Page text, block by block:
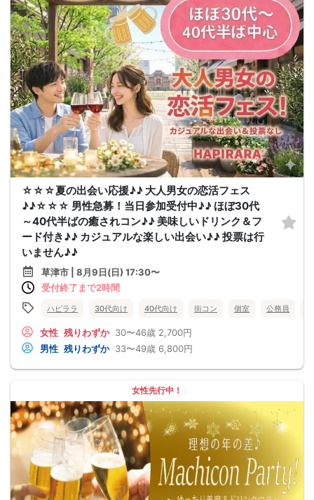
☆☆☆夏の出会い応援♪♪ 大人男女の恋活フェス
♪♪☆☆☆ 男性急募！当日参加受付中♪♪ ほぼ30代
～40代半ばの癒されコン♪♪ 美味しいドリンク＆フ
ード付き♪♪ カジュアルな楽しい出会い♪♪ 投票は行
いません♪♪
草津市 | 8月9日(日) 17:30〜
受付終了まで2時間
ハピララ 30代向け 40代向け 街コン 個室 公務員
女性 残りわずか 30〜46歳 2,700円
男性 残りわずか 33〜49歳 6,800円
女性先行中！